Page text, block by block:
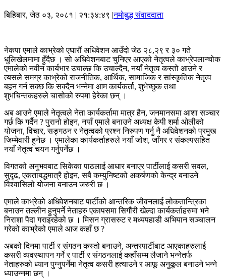
बिहिबार, जेठ ०३, २०८१ | २१:३४:४९ |नमोबुद्ध संवाददाता
नेकपा एमाले काभ्रेको एघारौं अधिवेशन आउँदो जेठ २८,२९ र ३० गते
धुलिखेलमामा हुँदैछ । सो अधिवेशनबाट चुनिएर आएको नेतृत्वले काभ्रेपलान्चोक
एमालेको नवीन कार्यभार उचाल्छ कि उचाल्दैन, नयाँ नेतृत्व कस्तो आउने र
त्यसले समग्र काभ्रेको राजनीतिक, आर्थिक, सामाजिक र सांस्कृतिक नेतृत्व
बहन गर्न सक्छ कि सक्दैन भन्नेमा आम कार्यकर्ता, शुभेच्छुक तथा
शुभचिन्तकहरुले चासोको रुपमा हेरेका छन् ।
अब आउने एमाले नेतृत्वले नेता कार्यकर्तामा मात्र हैन, जनमानसमा आशा सञ्चार
गर्छ कि गर्दैन ? पुरानो होइन, नयाँ एमाले बनाउने अध्यक्ष केपी शर्मा ओलीको
योजना, विचार, सङ्गठन र नेतृत्वको प्रश्न निरुपण गर्नु नै अधिवेशनको प्रमुख
जिम्मेवारी हुनेछ । एमालेका कार्यकर्ताहरुले नयाँ जोश, जाँगर र संकल्पसहित
नयाँ नेतृत्व चयन गर्नुपर्नेछ ।
विगतको अनुभवबाट सिकेका पाठलाई आधार बनाएर पार्टीलाई कसरी सवल,
सुदृढ, एकताबद्धमात्रै होइन, सबै कम्युनिष्टको अकर्षणको केन्द्र बनाउने
विश्वासिलो योजना बनाउन जरुरी छ ।
एमाले काभ्रेको अधिवेशनबाट पार्टीको आन्तरिक जीवनलाई लोकतान्त्रिका
बनाउन तल्लीन हुनुपर्ने नेताहरु एकापसमा सिगौंरी खेल्दा कार्यकर्ताहरुमा भने
निराशा पैदा गराइरहेको छ । मिसन ग्रासरुट र मध्यपहाडी अभियान सञ्चालन
गरेको काभ्रेको एमाले आज कहाँ छ ?
अबको दिनमा पार्टी र संगठन कस्तो बनाउने, अन्तरपार्टीबाट आएकाहरुलाई
कसरी व्यवस्थापन गर्ने र पार्टी र संगठनलाई कहाँसम्म लैजाने भन्नेतर्फ
नेताहरुको ध्यान पुग्नुपर्नेमा नेतृत्व कसरी हत्याउने र आफू अनुकूल बनाउने भन्ने
ध्याउन्नमा छन् ।